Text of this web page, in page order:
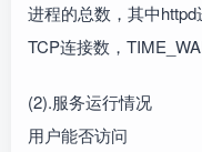
进程的总数，其中
TCP连接数，
(2).服务运行情况
用户能否访问